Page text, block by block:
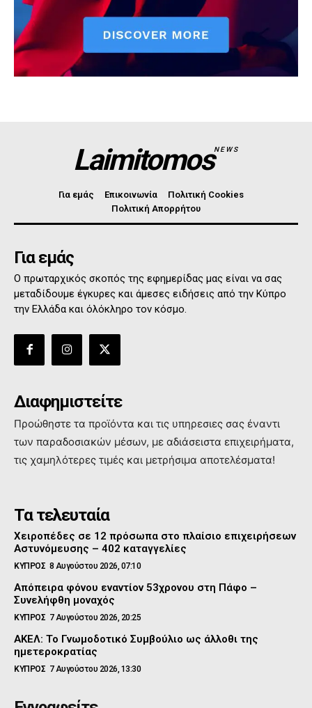
LaimitomosNEWS
Για εμάς Επικοινωνία
Πολιτική Cookies
Πολιτική Απορρήτου
Για εμάς
Ο πρωταρχικός σκοπός της εφημερίδας μας είναι να σας
μεταδίδουμε έγκυρες και άμεσες ειδήσεις από την Κύπρο
την Ελλάδα και όλόκληρο τον κόσμο.
Διαφημιστείτε
Προώθηστε τα προϊόντα και τις υπηρεσιες σας έναντι
των παραδοσιακών μέσων, με αδιάσειστα επιχειρήματα,
τις χαμηλότερες τιμές και μετρήσιμα αποτελέσματα!
Τα τελευταία
Χειροπέδες σε 12 πρόσωπα στο πλαίσιο επιχειρήσεων
Αστυνόμευσης – 402 καταγγελίες
ΚΥΠΡΟΣ 8 Αυγούστου 2026, 07:10
Απόπειρα φόνου εναντίον 53χρονου στη Πάφο –
Συνελήφθη μοναχός
ΚΥΠΡΟΣ 7 Αυγούστου 2026, 20:25
ΑΚΕΛ: Το Γνωμοδοτικό Συμβούλιο ως άλλοθι της
ημετεροκρατίας
ΚΥΠΡΟΣ 7 Αυγούστου 2026, 13:30